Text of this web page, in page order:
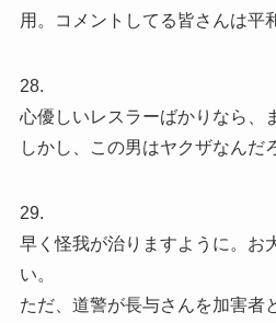
用。コメントしてる皆さんは平
28.
心優しいレスラーばかりなら、
しかし、この男はヤクザなんだ
29.
早く怪我が治りますように。お
い。
ただ、道警が長与さんを加害者